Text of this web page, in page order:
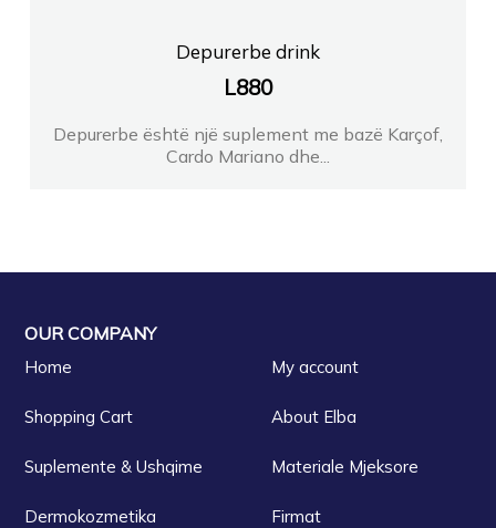
Depurerbe drink
L880
Depurerbe është një suplement me bazë Karçof,
Cardo Mariano dhe...
OUR COMPANY
Home My account
Shopping Cart About Elba
Suplemente & Ushqime Materiale Mjeksore
Dermokozmetika Firmat